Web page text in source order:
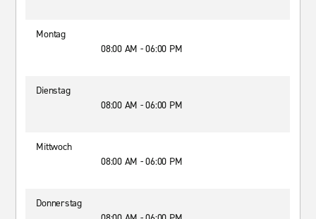
Montag
08:00 AM - 06:00 PM
Dienstag
08:00 AM - 06:00 PM
Mittwoch
08:00 AM - 06:00 PM
Donnerstag